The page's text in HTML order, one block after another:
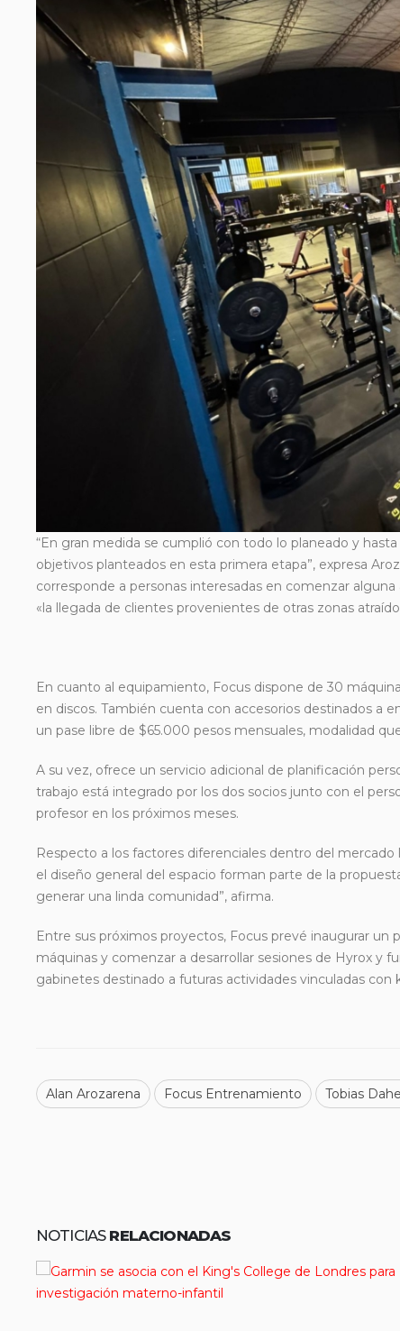
“En gran medida se cumplió con todo lo planeado y
objetivos planteados en esta primera etapa”, expresa
corresponde a personas interesadas en comenzar
«la llegada de clientes provenientes de otras zonas
En cuanto al equipamiento, Focus dispone de 30
en discos. También cuenta con accesorios destinados a
un pase libre de $65.000 pesos mensuales, modalidad
A su vez, ofrece un servicio adicional de planificación
trabajo está integrado por los dos socios junto con el
profesor en los próximos meses.
Respecto a los factores diferenciales dentro del
el diseño general del espacio forman parte de la
generar una linda comunidad”, afirma.
Entre sus próximos proyectos, Focus prevé inaugurar
máquinas y comenzar a desarrollar sesiones de Hyrox y
gabinetes destinado a futuras actividades vinculadas con
Alan Arozarena Focus Entrenamiento Tobias
NOTICIAS RELACIONADAS